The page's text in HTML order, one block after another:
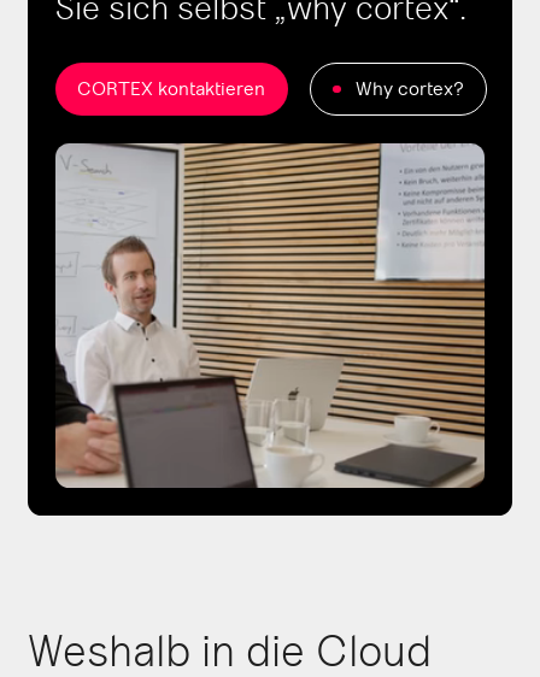
Sie sich selbst „why cortex“.
CORTEX kontaktieren Why cortex?
Weshalb in die Cloud